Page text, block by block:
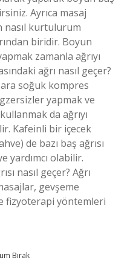
Ayrıca masaj
nasıl kurtulurum
biridir. Boyun
zamanla ağrıyı
ağrı nasıl geçer?
soğuk kompres
yapmak ve
da ağrıyı
Kafeinli bir içecek
de bazı baş ağrısı
yardımcı olabilir.
nasıl geçer? Ağrı
gevşeme
fizyoterapi yöntemleri
Bırak